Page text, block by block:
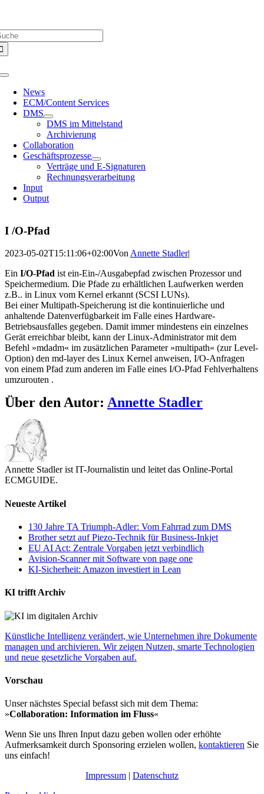
springen
Toggle
Navigation
News
ECM/Content Services
DMS
DMS im Mittelstand
Archivierung
Collaboration
Geschäftsprozesse
Verträge und E-Signaturen
Rechnungsverarbeitung
Input
Output
I /O-Pfad
2023-05-02T15:11:06+02:00VonAnnette Stadler|
Ein I/O-Pfad ist ein-Ein-/Ausgabepfad zwischen Prozessor und
Speichermedium. Die Pfade zu erhältlichen Laufwerken werden
z.B.. in Linux vom Kernel erkannt (SCSI LUNs).
Bei einer Multipath-Speicherung ist die kontinuierliche und
anhaltende Datenverfügbarkeit im Falle eines Hardware-
Betriebsausfalles gegeben. Damit immer mindestens ein einzelnes
Gerät erreichbar bleibt, kann der Linux-Administrator mit dem
Befehl »mdadm« im zusätzlichen Parameter »multipath« (zur Level-
Option) den md-layer des Linux Kernel anweisen, I/O-Anfragen
von einem Pfad zum anderen im Falle eines I/O-Pfad Fehlverhaltens
umzurouten .
Über den Autor: Annette Stadler
Annette Stadler ist IT-Journalistin und leitet das Online-Portal
ECMGUIDE.
Neueste Artikel
130 Jahre TA Triumph-Adler: Vom Fahrrad zum DMS
Brother setzt auf Piezo-Technik für Business-Inkjet
EU AI Act: Zentrale Vorgaben jetzt verbindlich
Avision-Scanner mit Software von page one
KI-Sicherheit: Amazon investiert in Lean
KI trifft Archiv
Künstliche Intelligenz verändert, wie Unternehmen ihre Dokumente
managen und archivieren. Wir zeigen Nutzen, smarte Technologien
und neue gesetzliche Vorgaben auf.
Vorschau
Unser nächstes Special befasst sich mit dem Thema:
»Collaboration: Information im Fluss«
Wenn Sie uns Ihren Input dazu geben wollen oder erhöhte
Aufmerksamkeit durch Sponsoring erzielen wollen, kontaktieren Sie
uns einfach!
Impressum | Datenschutz